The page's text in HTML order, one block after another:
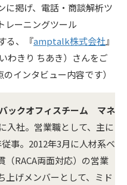
に掲げ、電話・商談解析ツ
ーニングツール
る、『amptalk株式会社』
わきり ちあき）さんをご
インタビュー内容です）
ックオフィスチーム マネ
入社。営業職として、主に
事。2012年3月に人材系ベ
（RACA両面対応）の営業
上げメンバーとして、ミド